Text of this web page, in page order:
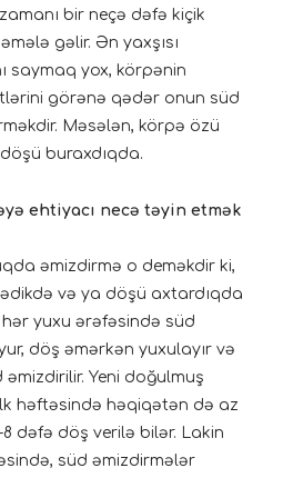
bir neçə dəfə kiçik
gəlir. Ən yaxşısı
saymaq yox, körpənin
görənə qədər onun süd
Məsələn, körpə özü
buraxdıqda.
ehtiyacı necə təyin etmək
əmizdirmə o deməkdir ki,
və ya döşü axtardıqda
yuxu ərəfəsində süd
döş əmərkən yuxulayır və
Yeni doğulmuş
həftəsində həqiqətən də az
dəfə döş verilə bilər. Lakin
süd əmizdirmələr